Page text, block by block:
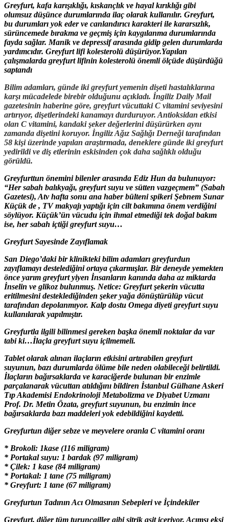
Greyfurt, kafa karışıklığı, kıskançlık ve hayal kırıklığı gibi
olumsuz düşünce durumlarında ilaç olarak kullanılır. Greyfurt,
bu durumları yok eder ve canlandırıcı karakteri ile kararsızlık,
sürüncemede bırakma ve geçmiş için kaygılanma durumlarında
fayda sağlar. Manik ve depressif arasında gidip gelen durumlarda
yardımcıdır. Greyfurt lifi kolesterolü düşürüyor.Yapılan
çalışmalarda greyfurt lifinin kolesterolü önemli ölçüde düşürdüğü
saptandı
Bilim adamları, günde iki greyfurt yemenin dişeti hastalıklarına
karşı mücadelede birebir olduğunu açıkladı. İngiliz Daily Mail
gazetesinin haberine göre, greyfurt vücuttaki C vitamini seviyesini
artırıyor, dişetlerindeki kanamayı durduruyor. Antioksidan etkisi
olan C vitamini, kandaki şeker değerlerini düşürürken aynı
zamanda dişetini koruyor. İngiliz Ağız Sağlığı Derneği tarafından
58 kişi üzerinde yapılan araştırmada, deneklere günde iki greyfurt
yedirildi ve diş etlerinin eskisinden çok daha sağlıklı olduğu
görüldü.
Greyfurttun önemini bilenler arasında Ediz Hun da bulunuyor:
“Her sabah balıkyağı, greyfurt suyu ve sütten vazgeçmem” (Sabah
Gazetesi), Atv hafta sonu ana haber bülteni spikeri Şebnem Sunar
Küçük de , TV makyajı yaptığı için cilt bakımına önem verdiğini
söylüyor. Küçük’ün vücudu için ihmal etmediği tek doğal bakım
ise, her sabah içtiği greyfurt suyu…
Greyfurt Sayesinde Zayıflamak
San Diego’daki bir klinikteki bilim adamları greyfurdun
zayıflamayı destelediğini ortaya çıkarmışlar. Bir deneyde yemekten
önce yarım greyfurt yiyen İnsanların kanında daha az miktarda
İnselin ve glikoz bulunmuş. Netice: Greyfurt şekerin vücutta
eritilmesini desteklediğinden şeker yağa dönüştürülüp vücut
tarafından depolanmıyor. Kalp dostu Omega diyeti greyfurt suyu
kullanılarak yapılmıştır.
Greyfurtla ilgili bilinmesi gereken başka önemli noktalar da var
tabi ki…İlaçla greyfurt suyu içilmemeli.
Tablet olarak alınan ilaçların etkisini artırabilen greyfurt
suyunun, bazı durumlarda ölüme bile neden olabileceği belirtildi.
İlaçların bağırsaklarda ve karaciğerde bulunan bir enzimle
parçalanarak vücuttan atıldığını bildiren İstanbul Gülhane Askeri
Tıp Akademisi Endokrinoloji Metabolizma ve Diyabet Uzmanı
Prof. Dr. Metin Özata, greyfurt suyunun, bu enzimin ince
bağırsaklarda bazı maddeleri yok edebildiğini kaydetti.
Greyfurtun diğer sebze ve meyvelere oranla C vitamini oranı
* Brokoli: 1kase (116 miligram)
* Portakal suyu: 1 bardak (97 miligram)
* Çilek: 1 kase (84 miligram)
* Portakal: 1 tane (75 miligram)
* Greyfurt: 1 tane (67 miligram)
Greyfurtun Tadının Acı Olmasının Sebepleri ve İçindekiler
Greyfurt, diğer tüm turunçgiller gibi sitrik asit içeriyor. Acımsı ekşi